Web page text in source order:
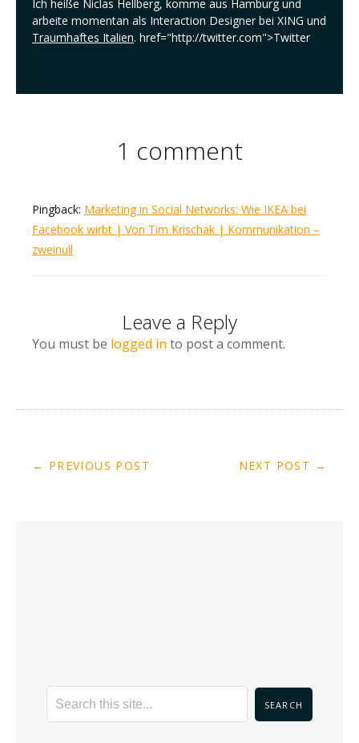
Ich heiße Niclas Hellberg, komme aus Hamburg und
arbeite momentan als Interaction Designer bei XING und
Traumhaftes Italien. href="http://twitter.com">Twitter
1 comment
Pingback: Marketing in Social Networks: Wie IKEA bei
Facebook wirbt | Von Tim Krischak | Kommunikation –
zweinull
Leave a Reply
You must be logged in to post a comment.
NEXT POST →
← PREVIOUS POST